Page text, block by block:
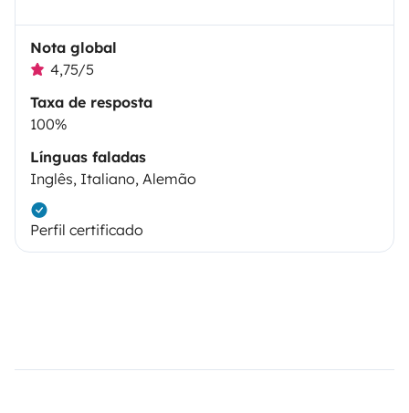
Nota global
4,75/5
Taxa de resposta
100%
Línguas faladas
Inglês, Italiano, Alemão
Perfil certificado